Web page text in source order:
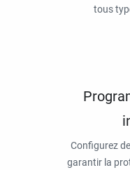
tous
Configurez
garantir la